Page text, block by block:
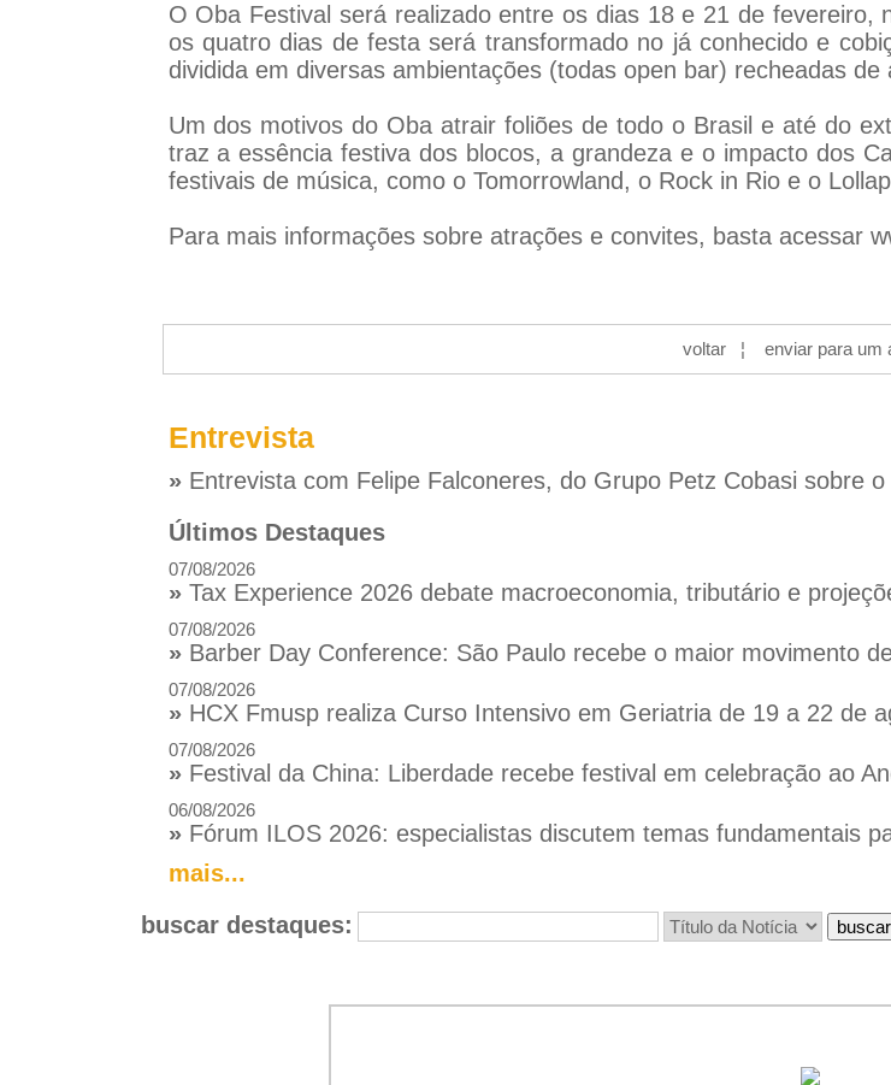
O Oba Festival será realizado entre os dias 18 e 21 de
os quatro dias de festa será transformado no já conhecido e
dividida em diversas ambientações (todas open bar) recheadas
Um dos motivos do Oba atrair foliões de todo o Brasil e até do
traz a essência festiva dos blocos, a grandeza e o impacto dos
festivais de música, como o Tomorrowland, o Rock in Rio e o
Para mais informações sobre atrações e convites, basta acessar
voltar ¦ enviar para um
Entrevista
» Entrevista com Felipe Falconeres, do Grupo Petz Cobasi sobre
Últimos Destaques
07/08/2026
» Tax Experience 2026 debate macroeconomia, tributário e
07/08/2026
» Barber Day Conference: São Paulo recebe o maior movimento
07/08/2026
» HCX Fmusp realiza Curso Intensivo em Geriatria de 19 a 22 de
07/08/2026
» Festival da China: Liberdade recebe festival em celebração ao
06/08/2026
» Fórum ILOS 2026: especialistas discutem temas fundamentais
mais...
buscar destaques: